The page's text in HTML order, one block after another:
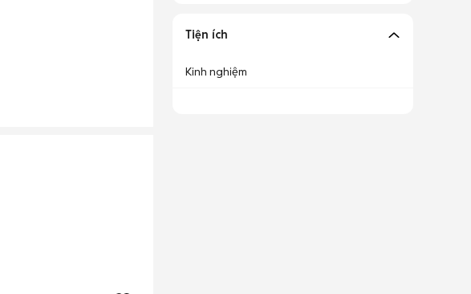
Tiện ích
Kinh nghiệm